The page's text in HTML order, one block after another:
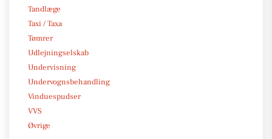
Tandlæge
Taxi / Taxa
Tømrer
Udlejningselskab
Undervisning
Undervognsbehandling
Vinduespudser
VVS
Øvrige